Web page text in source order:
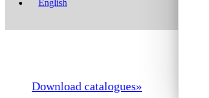
Download catalogues»